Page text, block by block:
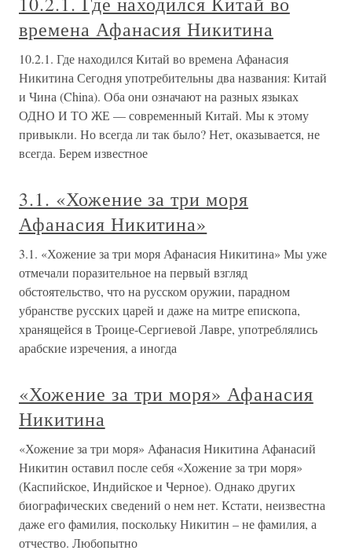
времена Афанасия Никитина
10.2.1. Где находился Китай во времена Афанасия
Никитина Сегодня употребительны два названия: Китай
и Чина (China). Оба они означают на разных языках
ОДНО И ТО ЖЕ — современный Китай. Мы к этому
привыкли. Но всегда ли так было? Нет, оказывается, не
всегда. Берем известное
3.1. «Хожение за три моря
Афанасия Никитина»
3.1. «Хожение за три моря Афанасия Никитина» Мы уже
отмечали поразительное на первый взгляд
обстоятельство, что на русском оружии, парадном
убранстве русских царей и даже на митре епископа,
хранящейся в Троице-Сергиевой Лавре, употреблялись
арабские изречения, а иногда
«Хожение за три моря» Афанасия
Никитина
«Хожение за три моря» Афанасия Никитина Афанасий
Никитин оставил после себя «Хожение за три моря»
(Каспийское, Индийское и Черное). Однако других
биографических сведений о нем нет. Кстати, неизвестна
даже его фамилия, поскольку Никитин – не фамилия, а
отчество. Любопытно